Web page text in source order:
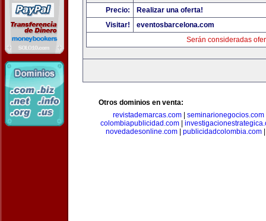
Precio:
Realizar una oferta!
Visitar!
eventosbarcelona.com
Serán consideradas
Otros dominios en venta:
revistademarcas.com
seminarionegocios.com
colombiapublicidad.com
novedadesonline.com
publicidadcolombia.com